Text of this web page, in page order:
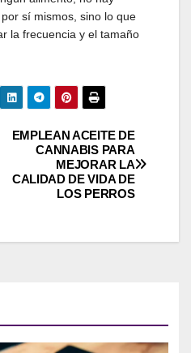
sí mismos, sino lo que
la frecuencia y el tamaño
EMPLEAN ACEITE DE
CANNABIS PARA
MEJORAR LA
CALIDAD DE VIDA DE
LOS PERROS